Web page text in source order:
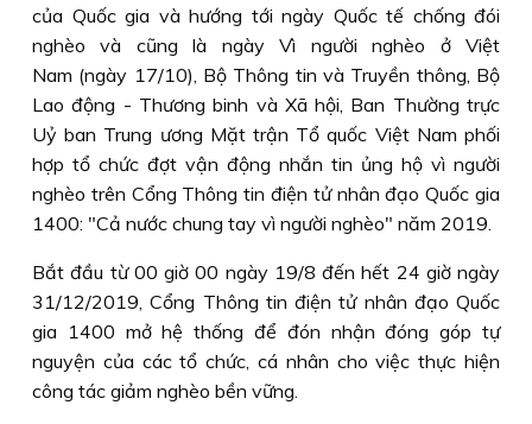
của Quốc gia và hướng tới ngày Quốc tế chống đói
nghèo và cũng là ngày Vì người nghèo ở Việt
Nam (ngày 17/10), Bộ Thông tin và Truyền thông, Bộ
Lao động - Thương binh và Xã hội, Ban Thường trực
Uỷ ban Trung ương Mặt trận Tổ quốc Việt Nam phối
hợp tổ chức đợt vận động nhắn tin ủng hộ vì người
nghèo trên Cổng Thông tin điện tử nhân đạo Quốc gia
1400: "Cả nước chung tay vì người nghèo" năm 2019.
Bắt đầu từ 00 giờ 00 ngày 19/8 đến hết 24 giờ ngày
31/12/2019, Cổng Thông tin điện tử nhân đạo Quốc
gia 1400 mở hệ thống để đón nhận đóng góp tự
nguyện của các tổ chức, cá nhân cho việc thực hiện
công tác giảm nghèo bền vững.